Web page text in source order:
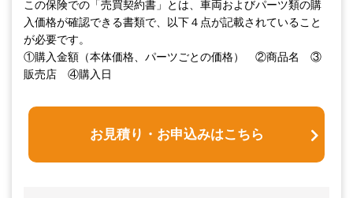
この保険での「売買契約書」とは、車両およびパーツ類の購
入価格が確認できる書類で、以下４点が記載されていること
が必要です。
①購入金額（本体価格、パーツごとの価格） ②商品名 ③
販売店 ④購入日
お見積り・お申込みはこちら